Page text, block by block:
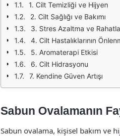
1. Cilt Temizliği ve Hijyen
2. Cilt Sağlığı ve Bakımı
3. Stres Azaltma ve
4. Cilt Hastalıklarının
5. Aromaterapi Etkisi
6. Cilt Hidrasyonu
7. Kendine Güven Artışı
Sabun Ovalamanın
Sabun ovalama, kişisel bakım ve